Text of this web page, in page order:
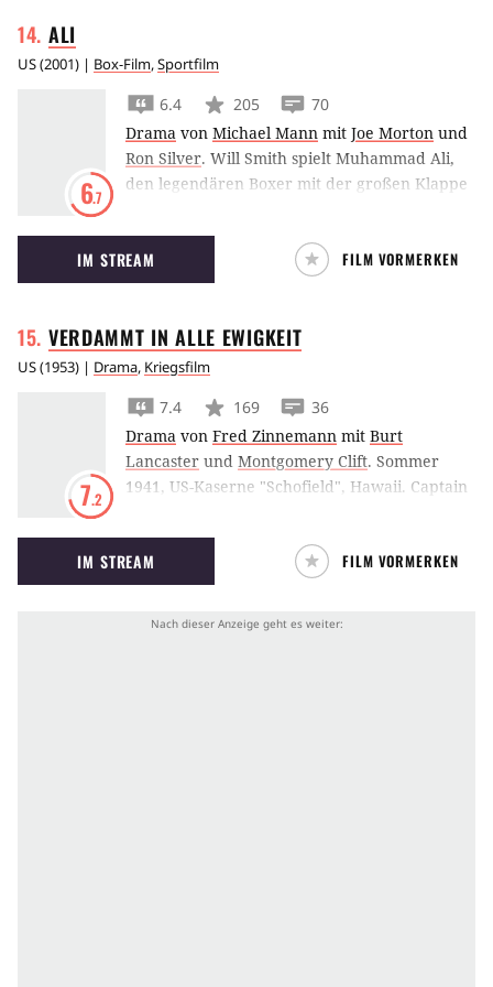
ALI
US(2001) | Box-Film,Sportfilm
6.7
6.4 205
70
Drama von Michael Mann mit Joe Morton und
Ron Silver. Will Smith spielt Muhammad Ali,
den legendären Boxer mit der großen Klappe
seine Rolle.
IM STREAM FILM VORMERKEN
VERDAMMT IN ALLE EWIGKEIT
US(1953) | Drama, Kriegsfilm
7.2
7.4 169
36
Drama von Fred Zinnemann mit Burt
Lancaster und Montgomery Clift. Sommer
1941, US-Kaserne "Schofield", Hawaii. Captain
führt ein strenges Regiment. Ausgerechnet
Sergeant Prewitt, erst kurz bei der Truppe,
widersetzt sich dem Kompaniechef. Ex-Boxer
einzutreten. Für Prewitt, auf dem
IM STREAM FILM VORMERKEN